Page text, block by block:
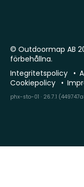
© Outdoormap AB
förbehållna.
Integritetspolicy
Cookiepolicy
phx-sto-01 · 26.7.1